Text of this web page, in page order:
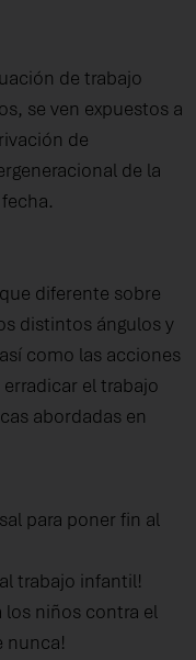
de trabajo
se ven expuestos a
de
de la
diferente sobre
distintos ángulos y
como las acciones
el trabajo
abordadas en
para poner fin al
trabajo infantil!
los niños contra el
nunca!